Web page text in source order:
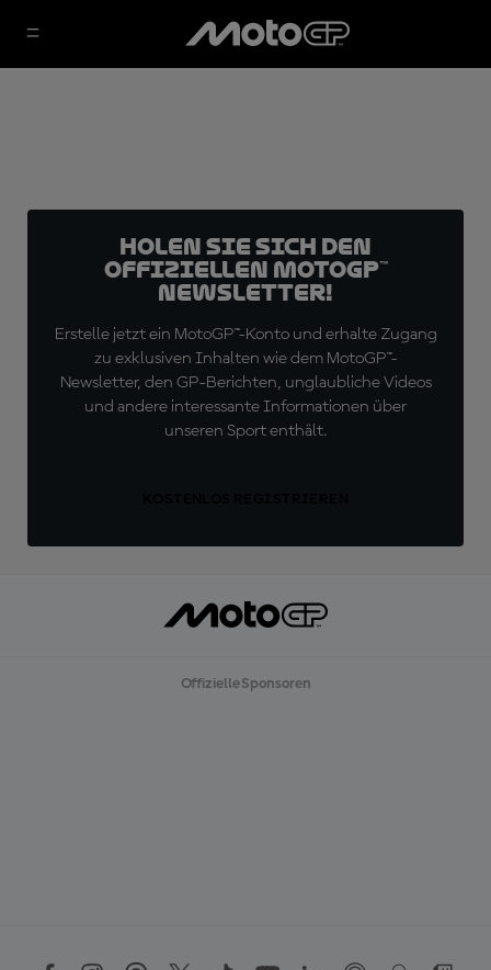
Holen Sie sich den
offiziellen MotoGP™
Newsletter!
Erstelle jetzt ein MotoGP™-Konto und erhalte Zugang
zu exklusiven Inhalten wie dem MotoGP™-
Newsletter, den GP-Berichten, unglaubliche Videos
und andere interessante Informationen über
unseren Sport enthält.
Offizielle Sponsoren